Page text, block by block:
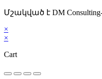
Մշակված է DM
×
×
Cart